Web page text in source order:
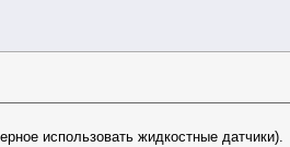
использовать жидкостные датчики).